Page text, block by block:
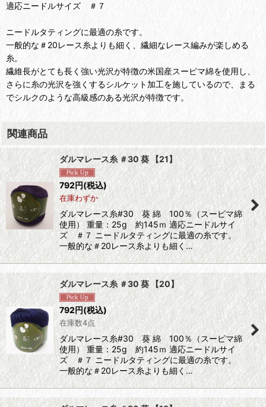
適応ニードルサイズ ＃７
ニードルタティングに最適の糸です。
一般的な＃20レース糸よりも細く、繊細なレース編みが楽しめる
糸。
繊維長がとても長く強い光沢が特徴の米国産スーピマ綿を使用し、
さらに糸の光沢を強くするシルケット加工を施しているので、まる
でシルクのような高級感のある光沢が特徴です。
関連商品
ダルマレース糸 ＃30 葵 【21】
792円(税込)
在庫わずか
ダルマレース糸#30 葵 綿 100％（スーピマ綿
使用） 重量：25g 約145ｍ 適応ニードルサイ
ズ ＃７ ニードルタティングに最適の糸です。
一般的な＃20レース糸よりも細く…
ダルマレース糸 ＃30 葵 【20】
792円(税込)
在庫数4点
ダルマレース糸#30 葵 綿 100％（スーピマ綿
使用） 重量：25g 約145ｍ 適応ニードルサイ
ズ ＃７ ニードルタティングに最適の糸です。
一般的な＃20レース糸よりも細く…